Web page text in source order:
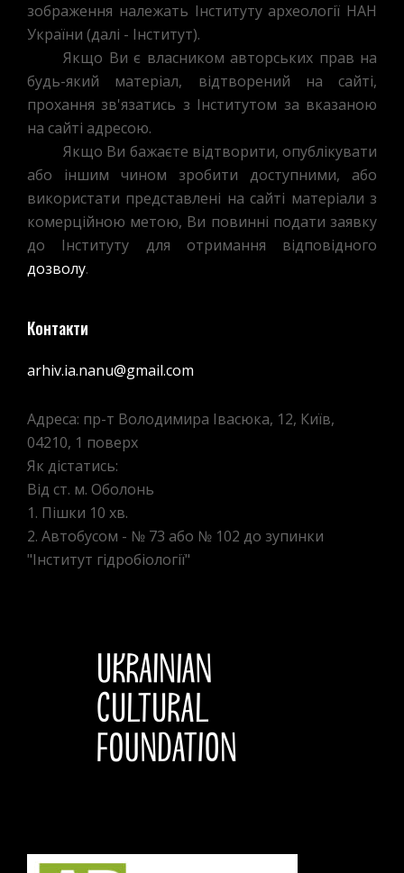
зображення належать Інституту археології НАН
України (далі - Інститут).
Якщо Ви є власником авторських прав на
будь-який матеріал, відтворений на сайті,
прохання зв'язатись з Інститутом за вказаною
на сайті адресою.
Якщо Ви бажаєте відтворити, опублікувати
або іншим чином зробити доступними, або
використати представлені на сайті матеріали з
комерційною метою, Ви повинні подати заявку
до Інституту для отримання відповідного
дозволу.
Контакти
arhiv.ia.nanu@gmail.com
Адреса: пр-т Володимира Івасюка, 12, Київ,
04210, 1 поверх
Як дістатись:
Від ст. м. Оболонь
1. Пішки 10 хв.
2. Автобусом - № 73 або № 102 до зупинки
"Інститут гідробіології"